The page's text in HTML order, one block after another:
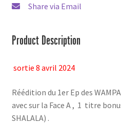
Share via Email
Product Description
sortie 8 avril 2024
Réédition du 1er Ep des
avec sur la Face A , 1 titre
SHALALA) .